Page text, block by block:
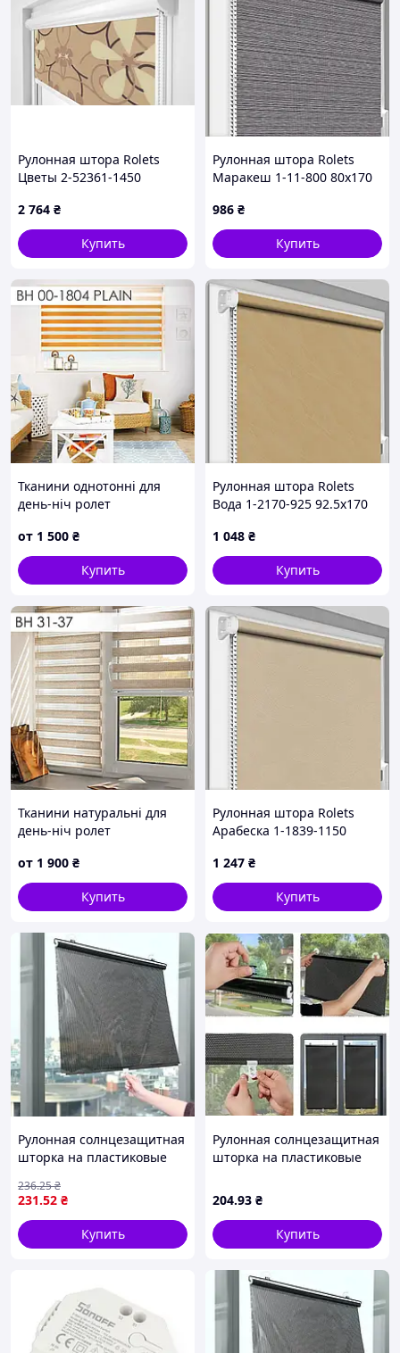
Рулонная штора Rolets
Цветы 2-52361-1450
Бежевая
2 764 ₴
Купить
Рулонная штора Rolets
Маракеш 1-11-800 80x170
986 ₴
Купить
Тканини однотонні для
день-ніч ролет
от 1 500 ₴
Купить
Рулонная штора Rolets
Вода 1-2170-925 92.5x170
Персиковая
1 048 ₴
Купить
Тканини натуральні для
день-ніч ролет
от 1 900 ₴
Купить
Рулонная штора Rolets
Арабеска 1-1839-1150
Латте
1 247 ₴
Купить
Рулонная солнцезащитная
шторка на пластиковые
231.52 ₴
236.25₴
Купить
Рулонная солнцезащитная
шторка на пластиковые
204.93 ₴
Купить